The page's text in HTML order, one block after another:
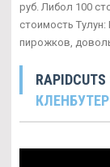
руб. Либол 100
стоимость
пирожков,